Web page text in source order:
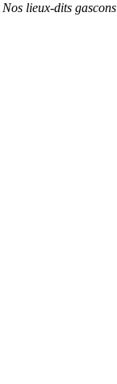
Nos lieux-dits gascons